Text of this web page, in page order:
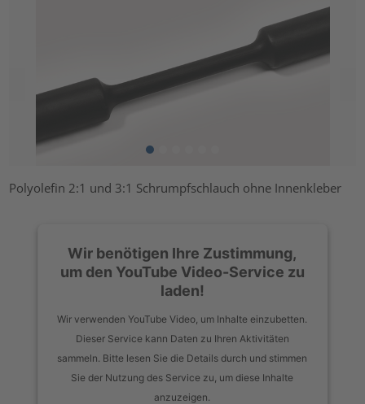
Polyolefin 2:1 und 3:1 Schrumpfschlauch ohne Innenkleber
Wir benötigen Ihre Zustimmung,
um den YouTube Video-Service zu
laden!
Wir verwenden YouTube Video, um Inhalte einzubetten.
Dieser Service kann Daten zu Ihren Aktivitäten
sammeln. Bitte lesen Sie die Details durch und stimmen
Sie der Nutzung des Service zu, um diese Inhalte
anzuzeigen.